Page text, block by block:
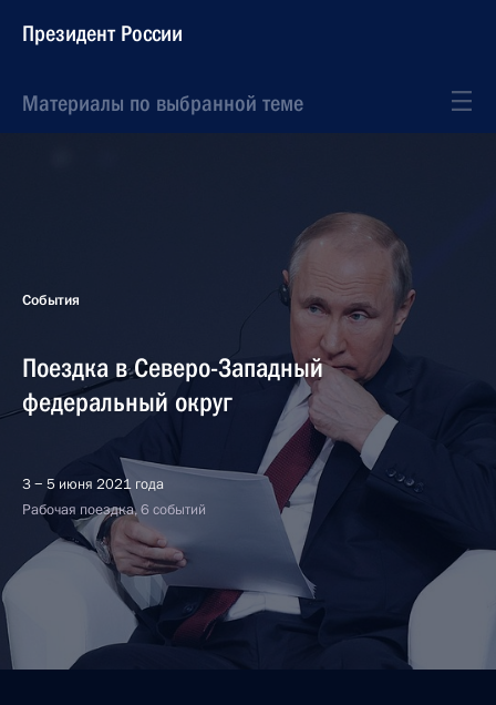
Президент России
Материалы по выбранной теме
События
Поездка в Северо-Западный
федеральный округ
3 − 5 июня 2021 года
Рабочая поездка, 6 событий